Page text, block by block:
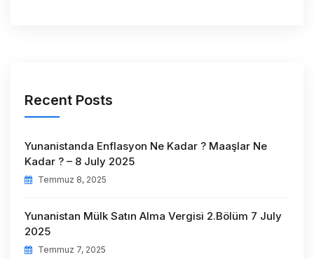
Recent Posts
Yunanistanda Enflasyon Ne Kadar ? Maaşlar Ne
Kadar ? – 8 July 2025
Temmuz 8, 2025
Yunanistan Mülk Satın Alma Vergisi 2.Bölüm 7 July
2025
Temmuz 7, 2025